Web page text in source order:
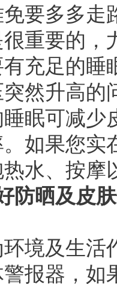
多多走
重要的，
充足的睡
然升高的
眠可减少
如果您实
水、按摩
防晒及皮
及生活
报器，如